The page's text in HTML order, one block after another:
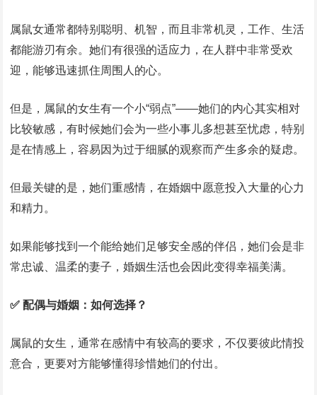
属鼠女通常都特别聪明、机智，而且非常机灵，工作、生活
都能游刃有余。她们有很强的适应力，在人群中非常受欢
迎，能够迅速抓住周围人的心。
但是，属鼠的女生有一个小“弱点”——她们的内心其实相对
比较敏感，有时候她们会为一些小事儿多想甚至忧虑，特别
是在情感上，容易因为过于细腻的观察而产生多余的疑虑。
但最关键的是，她们重感情，在婚姻中愿意投入大量的心力
和精力。
如果能够找到一个能给她们足够安全感的伴侣，她们会是非
常忠诚、温柔的妻子，婚姻生活也会因此变得幸福美满。
✅ 配偶与婚姻：如何选择？
属鼠的女生，通常在感情中有较高的要求，不仅要彼此情投
意合，更要对方能够懂得珍惜她们的付出。